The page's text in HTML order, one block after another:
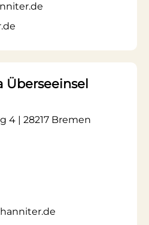
Überseeinsel
4 | 28217 Bremen